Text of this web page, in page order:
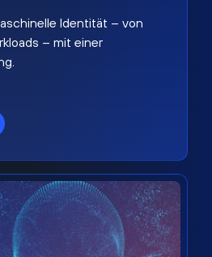
Identität – von
– mit einer